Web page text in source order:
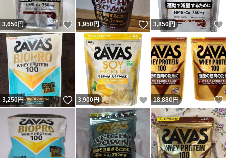
3,650円 いいね！
1,950円 いいね！
3,850円
3,250円 いいね！
3,900円 いいね！
18,880円